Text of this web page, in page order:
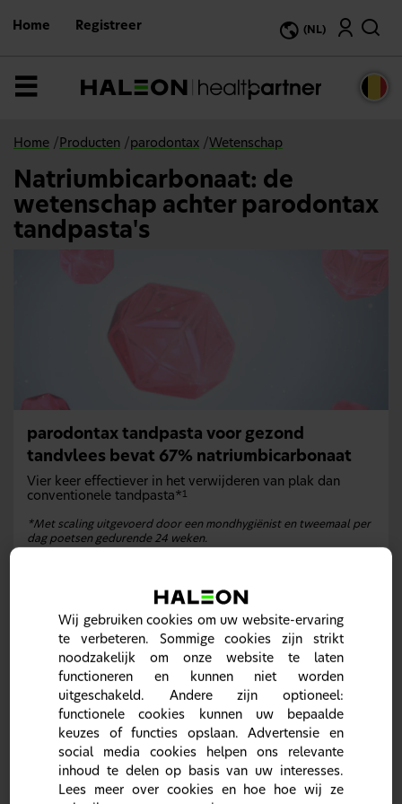
Home Registreer (NL)
Zoeken
MENU
Home / Producten / parodontax / Wetenschap
Natriumbicarbonaat: de
wetenschap achter parodontax
tandpasta's
parodontax tandpasta voor gezond
tandvlees bevat 67% natriumbicarbonaat
Vier keer effectiever in het verwijderen van plak dan
conventionele tandpasta* 1
*Met scaling uitgevoerd door een mondhygiënist en tweemaal per
dag poetsen gedurende 24 weken.
Wij gebruiken cookies om uw website-ervaring
te verbeteren. Sommige cookies zijn strikt
noodzakelijk om onze website te laten
functioneren en kunnen niet worden
uitgeschakeld. Andere zijn optioneel:
functionele cookies kunnen uw bepaalde
keuzes of functies opslaan. Advertensie en
social media cookies helpen ons relevante
inhoud te delen op basis van uw interesses.
Lees meer over cookies en hoe hoe wij ze